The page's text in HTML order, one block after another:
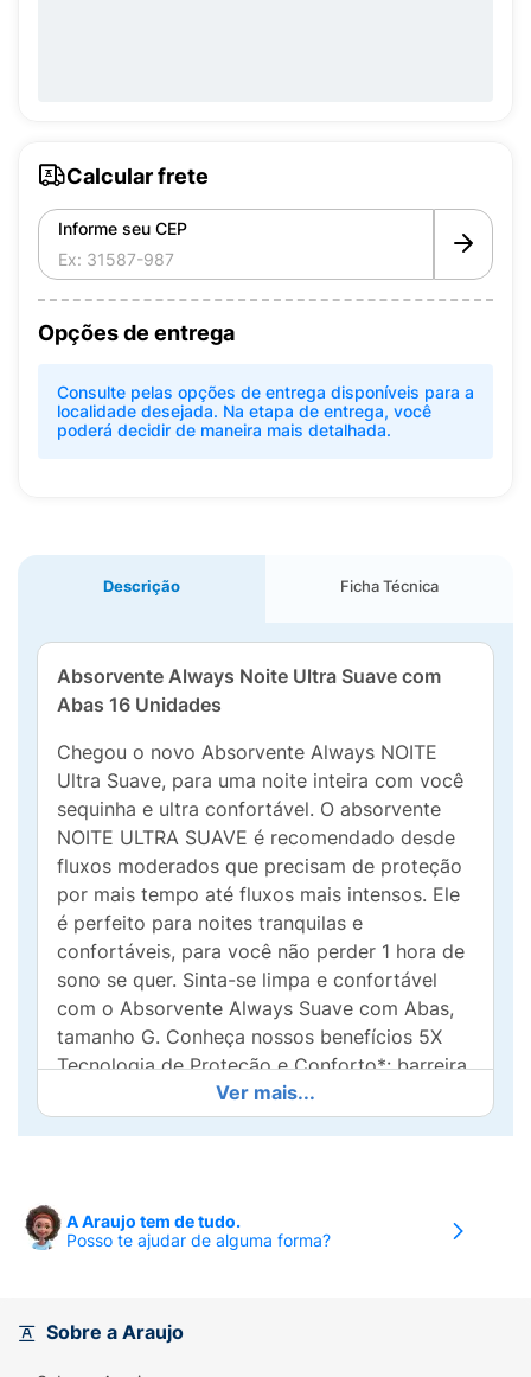
Calcular frete
Informe seu CEP
Opções de entrega
Consulte pelas opções de entrega disponíveis para a
localidade desejada. Na etapa de entrega, você
poderá decidir de maneira mais detalhada.
Descrição Ficha Técnica
Absorvente Always Noite Ultra Suave com
Abas 16 Unidades
Chegou o novo Absorvente Always NOITE
Ultra Suave, para uma noite inteira com você
sequinha e ultra confortável. O absorvente
NOITE ULTRA SUAVE é recomendado desde
fluxos moderados que precisam de proteção
por mais tempo até fluxos mais intensos. Ele
é perfeito para noites tranquilas e
confortáveis, para você não perder 1 hora de
sono se quer. Sinta-se limpa e confortável
com o Absorvente Always Suave com Abas,
tamanho G. Conheça nossos benefícios 5X
Tecnologia de Proteção e Conforto*: barreira
antivazamento, maior absorção*, centro
anatômico de proteção, suave na pele e
absorve seu fluxo e mantém você seca
durante o dia ou a noite. Conheça também
*Versus Always DIA
Ver mais...
A Araujo tem de tudo.
Posso te ajudar de alguma forma?
Sobre a Araujo